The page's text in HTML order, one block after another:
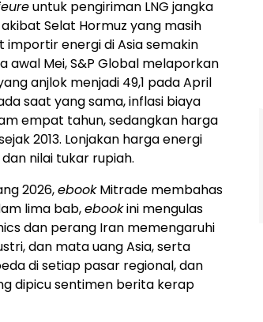
untuk pengiriman LNG jangka
Selat Hormuz yang masih
energi di Asia semakin
awal Mei, S&P Global melaporkan
anjlok menjadi 49,1 pada April
saat yang sama, inflasi biaya
empat tahun, sedangkan harga
2013. Lonjakan harga energi
nilai tukar rupiah.
2026,ebookMitrade membahas
lima bab,ebookini mengulas
dan perang Iran memengaruhi
dan mata uang Asia, serta
di setiap pasar regional, dan
dipicu sentimen berita kerap